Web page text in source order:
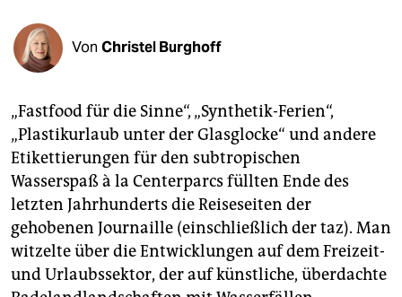
veranstaltungen
shop
unterstützen
abo
genossenschaft
epaper login
Von Christel Burghoff
„Fastfood für die Sinne“, „Synthetik-Ferien“,
„Plastikurlaub unter der Glasglocke“ und andere
Etikettierungen für den subtropischen
Wasserspaß à la Centerparcs füllten Ende des
letzten Jahrhunderts die Reiseseiten der
gehobenen Journaille (einschließlich der taz). Man
witzelte über die Entwicklungen auf dem Freizeit-
und Urlaubssektor, der auf künstliche, überdachte